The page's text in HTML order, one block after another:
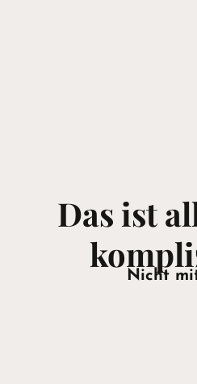
Das ist
Nicht